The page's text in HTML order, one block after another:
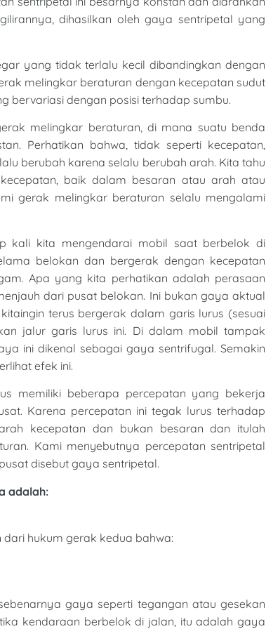
dihasilkan oleh gaya sentripetal yang
yang tidak terlalu kecil dibandingkan dengan
melingkar beraturan dengan kecepatan sudut
bervariasi dengan posisi terhadap sumbu.
melingkar beraturan, di mana suatu benda
Perhatikan bahwa, tidak seperti kecepatan,
berubah karena selalu berubah arah. Kita tahu
baik dalam besaran atau arah atau
gerak melingkar beraturan selalu mengalami
kali kita mengendarai mobil saat berbelok di
belokan dan bergerak dengan kecepatan
Apa yang kita perhatikan adalah perasaan
dari pusat belokan. Ini bukan gaya aktual
terus bergerak dalam garis lurus (sesuai
jalur garis lurus ini. Di dalam mobil tampak
ini dikenal sebagai gaya sentrifugal. Semakin
efek ini.
memiliki beberapa percepatan yang bekerja
Karena percepatan ini tegak lurus terhadap
kecepatan dan bukan besaran dan itulah
Kami menyebutnya percepatan sentripetal
disebut gaya sentripetal.
adalah:
hukum gerak kedua bahwa:
gaya seperti tegangan atau gesekan
kendaraan berbelok di jalan, itu adalah gaya